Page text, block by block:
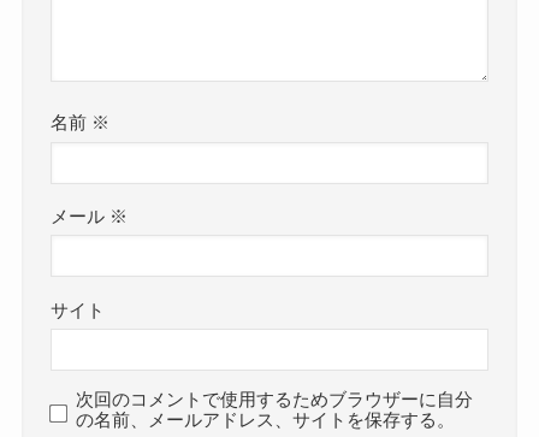
名前 ※
メール ※
サイト
次回のコメントで使用するためブラウザーに自分
の名前、メールアドレス、サイトを保存する。